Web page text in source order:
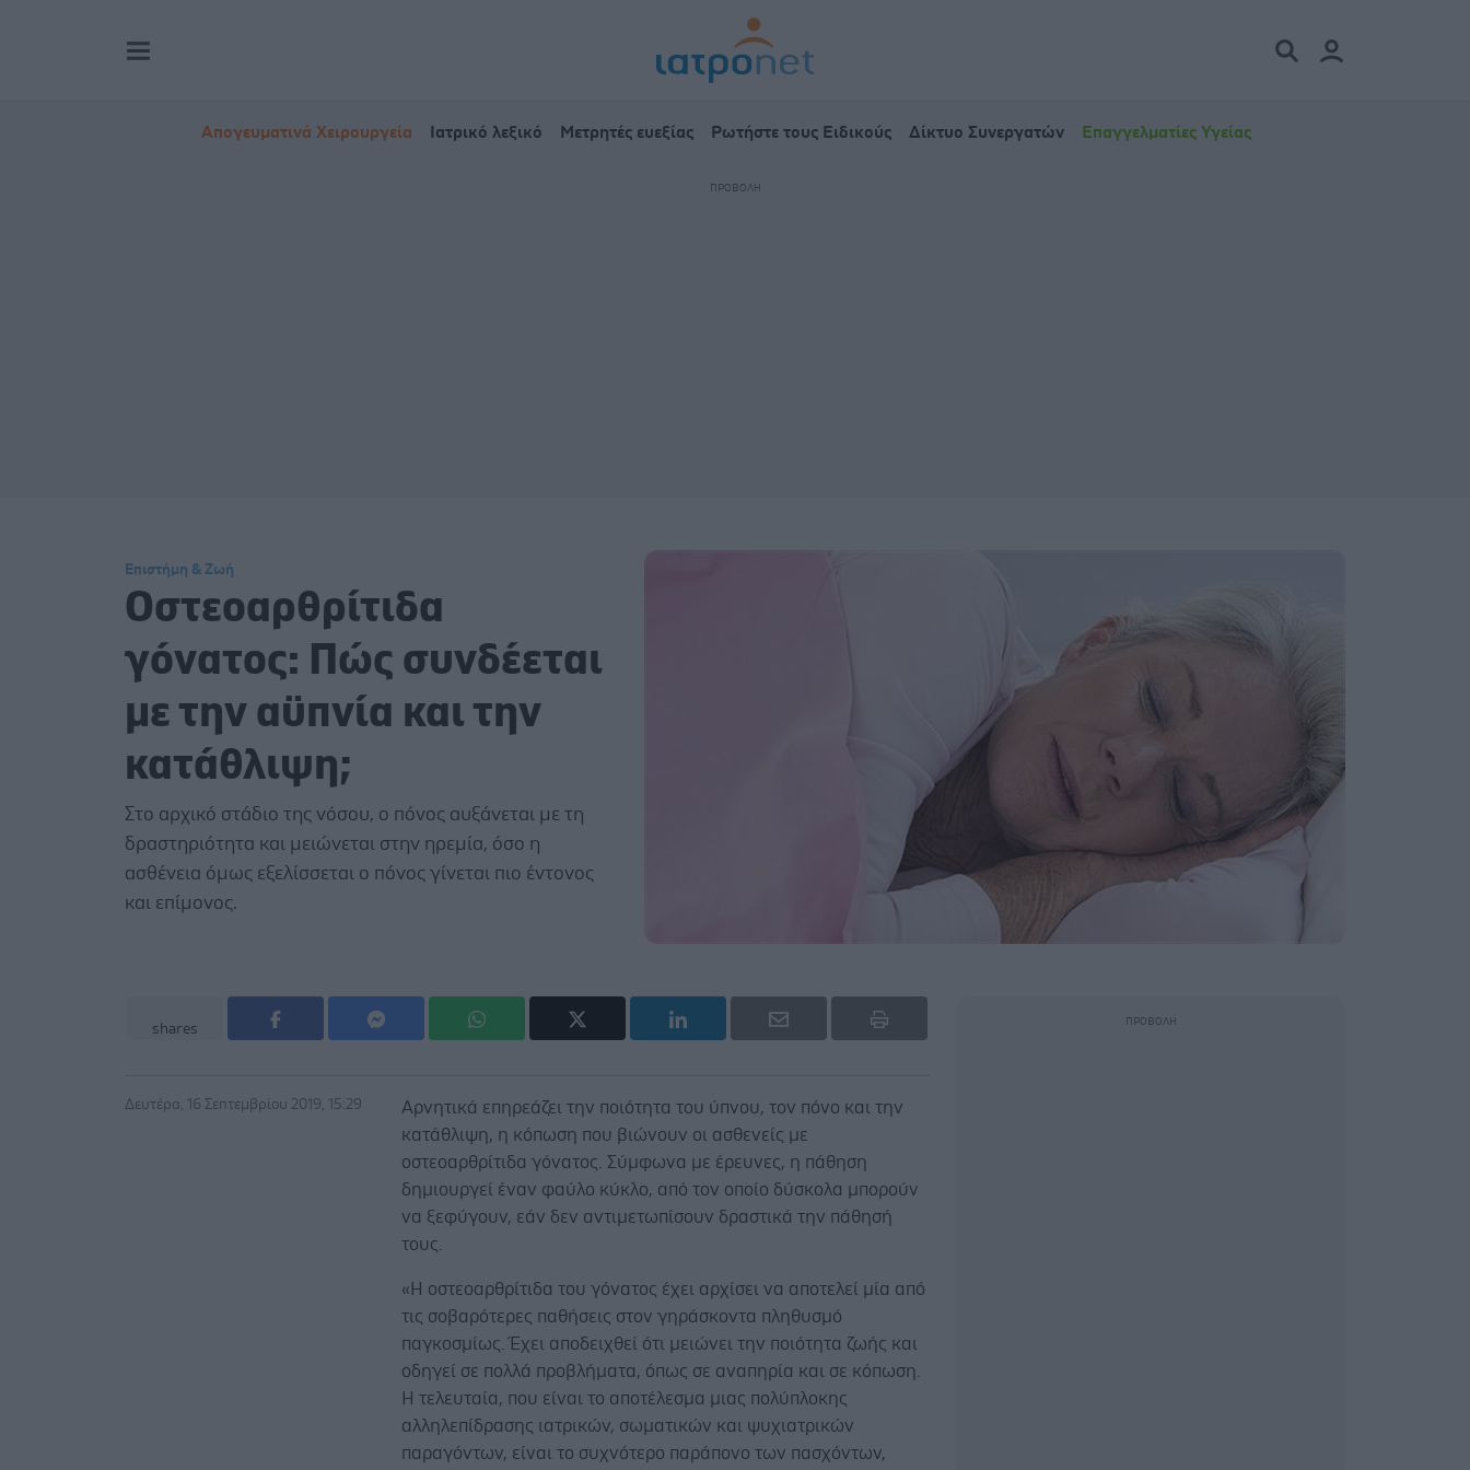
Απογευματινά Χειρουργεία Ιατρικό λεξικό Μετρητές ευεξίας Ρωτήστε τους Ειδικούς Δίκτυο Συνεργατών Επαγγελματίες Υγείας
Επιστήμη & Ζωή
Οστεοαρθρίτιδα
γόνατος: Πώς συνδέεται
με την αϋπνία και την
κατάθλιψη;
Στο αρχικό στάδιο της νόσου, ο πόνος αυξάνεται με τη
δραστηριότητα και μειώνεται στην ηρεμία, όσο η
ασθένεια όμως εξελίσσεται ο πόνος γίνεται πιο έντονος
και επίμονος.
shares
Δευτέρα, 16 Σεπτεμβρίου 2019, 15:29
Αρνητικά επηρεάζει την ποιότητα του ύπνου, τον πόνο και την
κατάθλιψη, η κόπωση που βιώνουν οι ασθενείς με
οστεοαρθρίτιδα γόνατος. Σύμφωνα με έρευνες, η πάθηση
δημιουργεί έναν φαύλο κύκλο, από τον οποίο δύσκολα μπορούν
να ξεφύγουν, εάν δεν αντιμετωπίσουν δραστικά την πάθησή
τους.
«Η οστεοαρθρίτιδα του γόνατος έχει αρχίσει να αποτελεί μία από
τις σοβαρότερες παθήσεις στον γηράσκοντα πληθυσμό
παγκοσμίως. Έχει αποδειχθεί ότι μειώνει την ποιότητα ζωής και
οδηγεί σε πολλά προβλήματα, όπως σε αναπηρία και σε κόπωση.
Η τελευταία, που είναι το αποτέλεσμα μιας πολύπλοκης
αλληλεπίδρασης ιατρικών, σωματικών και ψυχιατρικών
παραγόντων, είναι το συχνότερο παράπονο των πασχόντων,